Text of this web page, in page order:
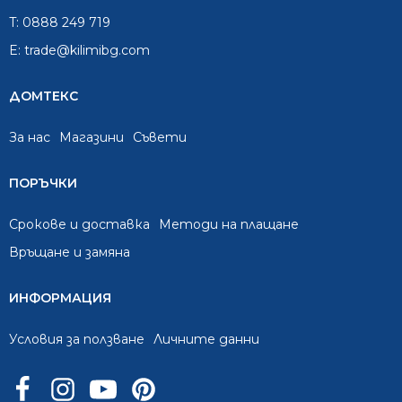
T: 0888 249 719
E: trade@kilimibg.com
ДОМТЕКС
За нас Mагазини Съвети
ПОРЪЧКИ
Срокове и доставка
Методи на плащане
Връщане и замяна
ИНФОРМАЦИЯ
Условия за ползване Личните данни